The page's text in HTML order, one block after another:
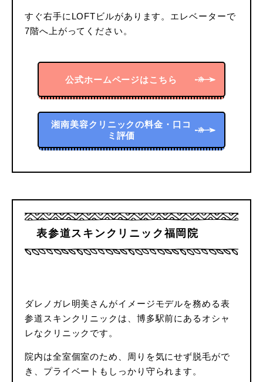
すぐ右手にLOFTビルがあります。エレベーターで
7階へ上がってください。
公式ホームページはこちら
湘南美容クリニックの料金・口コ
ミ評価
表参道スキンクリニック福岡院
ダレノガレ明美さんがイメージモデルを務める表
参道スキンクリニックは、博多駅前にあるオシャ
レなクリニックです。
院内は全室個室のため、周りを気にせず脱毛がで
き、プライベートもしっかり守られます。